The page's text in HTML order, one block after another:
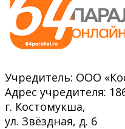
Учредитель: ООО
Адрес учредителя:
г. Костомукша,
ул. Звёздная, д. 6